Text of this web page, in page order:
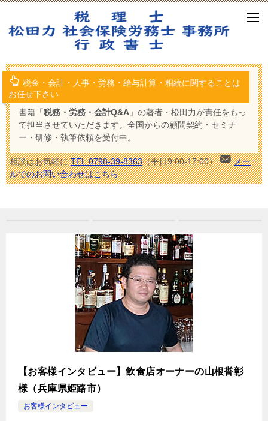
税金・会計・人事・労務・給与計算・相続に関することは
お任せ下さい
書籍「税務・労務・会計Q&A 」の著者・松田力が責任をもっ
て担当させていただきます。全国からの顧問契約・セミナ
ー・研修・執筆依頼を受付中。
相談はお気軽にTEL.0798-39-8363（平日9:00-17:00）
メー
ルでのお問い合わせはこちら
【お客様インタビュー】飲食店オーナーの山根誉彰
様（兵庫県姫路市）
お客様インタビュー